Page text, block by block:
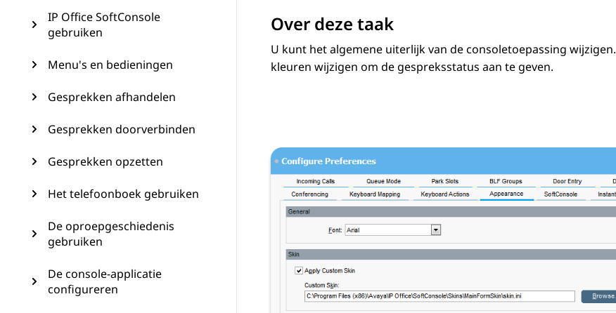
IP Office SoftConsole
gebruiken
Menu's en bedieningen
Gesprekken afhandelen
Gesprekken doorverbinden
Gesprekken opzetten
Het telefoonboek gebruiken
De oproepgeschiedenis
gebruiken
De console-applicatie
configureren
Over deze taak
U kunt het algemene uiterlijk van de consoletoepassing wijzigen.
kleuren wijzigen om de gespreksstatus aan te geven.